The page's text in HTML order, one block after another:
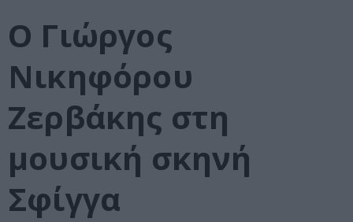
O Γιώργος
Νικηφόρου
Ζερβάκης στη
μουσική σκηνή
Σφίγγα